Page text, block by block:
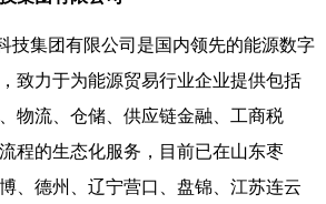
技集团有限公司 是国内领先的能源数字
致力于为能源贸易行业企业提供包括
物流、仓储、供应链金融、工商税
程的生态化服务，目前已在山东枣
、德州、辽宁营口、盘锦、江苏连云